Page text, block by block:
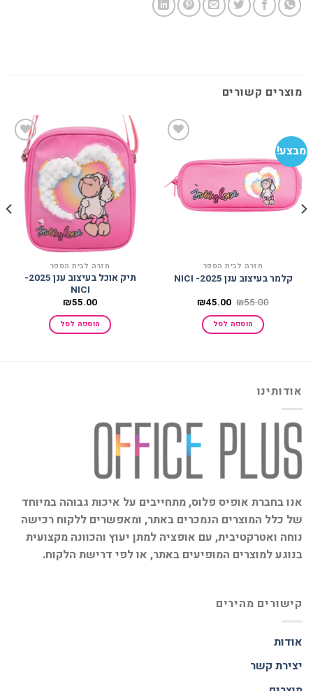
מוצרים קשורים
מבצע!
הוסף
למועדפים
חזרה לבית הספר
קלמר בעיצוב ענן 2025- NICI
₪55.00 המחיר
היה:
₪55.00.
₪45.00 המחיר
הוא:
₪45.00. הוספה לסל
הוסף
למועדפים
חזרה לבית הספר
תיק אוכל בעיצוב ענן 2025-
NICI
₪55.00
הוספה לסל
אודותינו
אנו בחברת אופיס פלוס, מתחייבים על איכות גבוהה במיוחד
של כלל המוצרים הנמכרים באתר, ומאפשרים ללקוח רכישה
נוחה ואטרקטיבית, עם אופציה למתן יעוץ והכוונה מקצועית
בנוגע למוצרים המופיעים באתר, או לפי דרישת הלקוח.
קישורים מהירים
אודות
יצירת קשר